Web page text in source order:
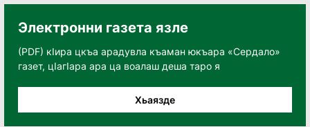
Электронни газета язле
(PDF) кӀира цкъа арадувла къаман юкъара «Сердало»
газет, цӀагӀара ара ца воалаш деша таро я
Хьаязде